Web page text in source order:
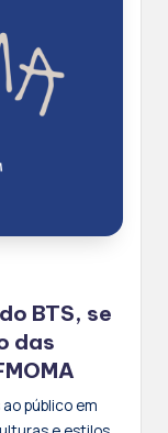
BTS, se
das
público em